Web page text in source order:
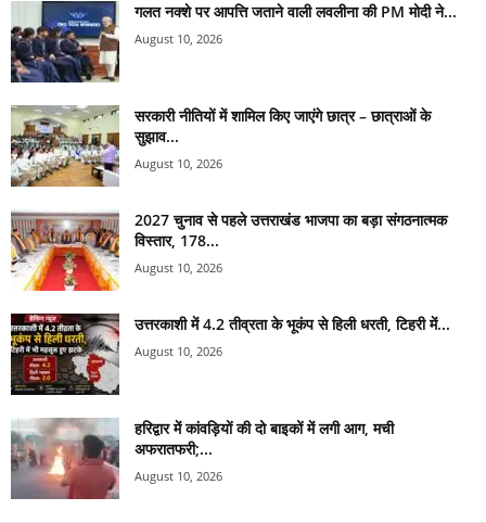
गलत नक्शे पर आपत्ति जताने वाली लवलीना की PM मोदी ने...
August 10, 2026
सरकारी नीतियों में शामिल किए जाएंगे छात्र – छात्राओं के
सुझाव...
August 10, 2026
2027 चुनाव से पहले उत्तराखंड भाजपा का बड़ा संगठनात्मक
विस्तार, 178...
August 10, 2026
उत्तरकाशी में 4.2 तीव्रता के भूकंप से हिली धरती, टिहरी में...
August 10, 2026
हरिद्वार में कांवड़ियों की दो बाइकों में लगी आग, मची
अफरातफरी;...
August 10, 2026